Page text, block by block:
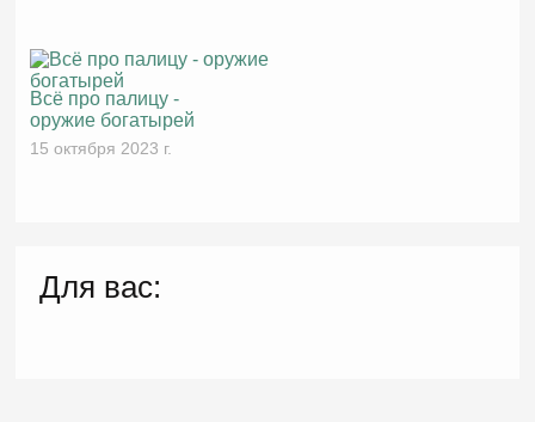
Всё про палицу -
оружие богатырей
15 октября 2023 г.
Для вас: